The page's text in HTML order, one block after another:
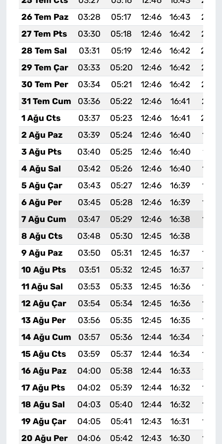
26 Tem Paz
03:28 05:17 12:46 16:43
27 Tem Pts
03:30 05:18 12:46 16:42
28 Tem Sal
03:31 05:19 12:46 16:42
29 Tem Çar
03:33 05:20 12:46 16:42
30 Tem Per
03:34 05:21 12:46 16:42
31 Tem Cum
03:36 05:22 12:46 16:41
1 Ağu Cts
03:37 05:23 12:46 16:41
2 Ağu Paz
03:39 05:24 12:46 16:40
3 Ağu Pts
03:40 05:25 12:46 16:40
19:57
4 Ağu Sal
03:42 05:26 12:46 16:40
5 Ağu Çar
03:43 05:27 12:46 16:39
6 Ağu Per
03:45 05:28 12:46 16:39
7 Ağu Cum
03:47 05:29 12:46 16:38
8 Ağu Cts
03:48 05:30 12:45 16:38
9 Ağu Paz
03:50 05:31 12:45 16:37
10 Ağu Pts
03:51 05:32 12:45 16:37
11 Ağu Sal
03:53 05:33 12:45 16:36
12 Ağu Çar
03:54 05:34 12:45 16:36
13 Ağu Per
03:56 05:35 12:45 16:35
14 Ağu Cum
03:57 05:36 12:44 16:34
15 Ağu Cts
03:59 05:37 12:44 16:34
16 Ağu Paz
04:00 05:38 12:44 16:33
19:41
17 Ağu Pts
04:02 05:39 12:44 16:32
18 Ağu Sal
04:03 05:40 12:44 16:32
19 Ağu Çar
04:05 05:41 12:43 16:31
20 Ağu Per
04:06 05:42 12:43 16:30